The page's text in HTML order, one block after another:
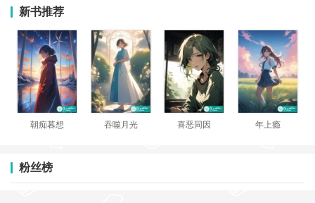
新书推荐
朝痴暮想 吞噬月光 喜恶同因 年上瘾
粉丝榜